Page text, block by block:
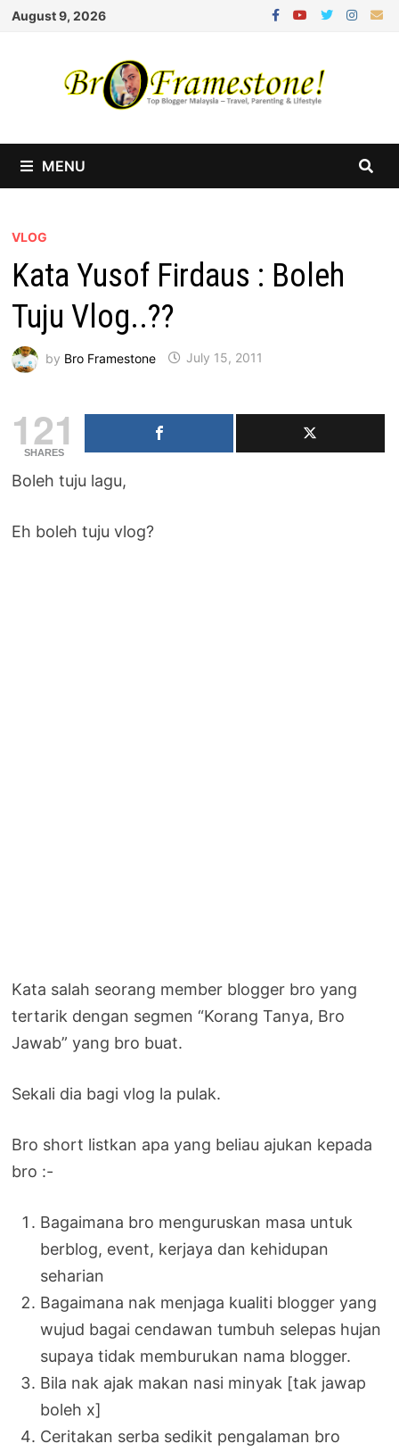
Skip
August 9, 2026
MENU
VLOG
Kata Yusof Firdaus : Boleh
Tuju Vlog..??
by Bro Framestone July 15, 2011
121
SHARES
Boleh tuju lagu,
Eh boleh tuju vlog?
Kata salah seorang member blogger bro yang
tertarik dengan segmen “Korang Tanya, Bro
Jawab” yang bro buat.
Sekali dia bagi vlog la pulak.
Bro short listkan apa yang beliau ajukan kepada
bro :-
Bagaimana bro menguruskan masa untuk
berblog, event, kerjaya dan kehidupan
seharian
Bagaimana nak menjaga kualiti blogger yang
wujud bagai cendawan tumbuh selepas hujan
supaya tidak memburukan nama blogger.
Bila nak ajak makan nasi minyak [tak jawap
boleh x]
Ceritakan serba sedikit pengalaman bro